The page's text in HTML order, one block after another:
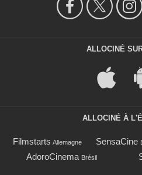
ALLOCINÉ
ALLOCINÉ À
Filmstarts Allemagne SensaCine
AdoroCinema Brésil